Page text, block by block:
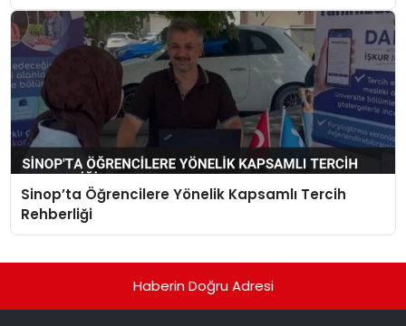
Sinop’ta Öğrencilere Yönelik Kapsamlı Tercih
Rehberliği
Haberin Doğru Adresi